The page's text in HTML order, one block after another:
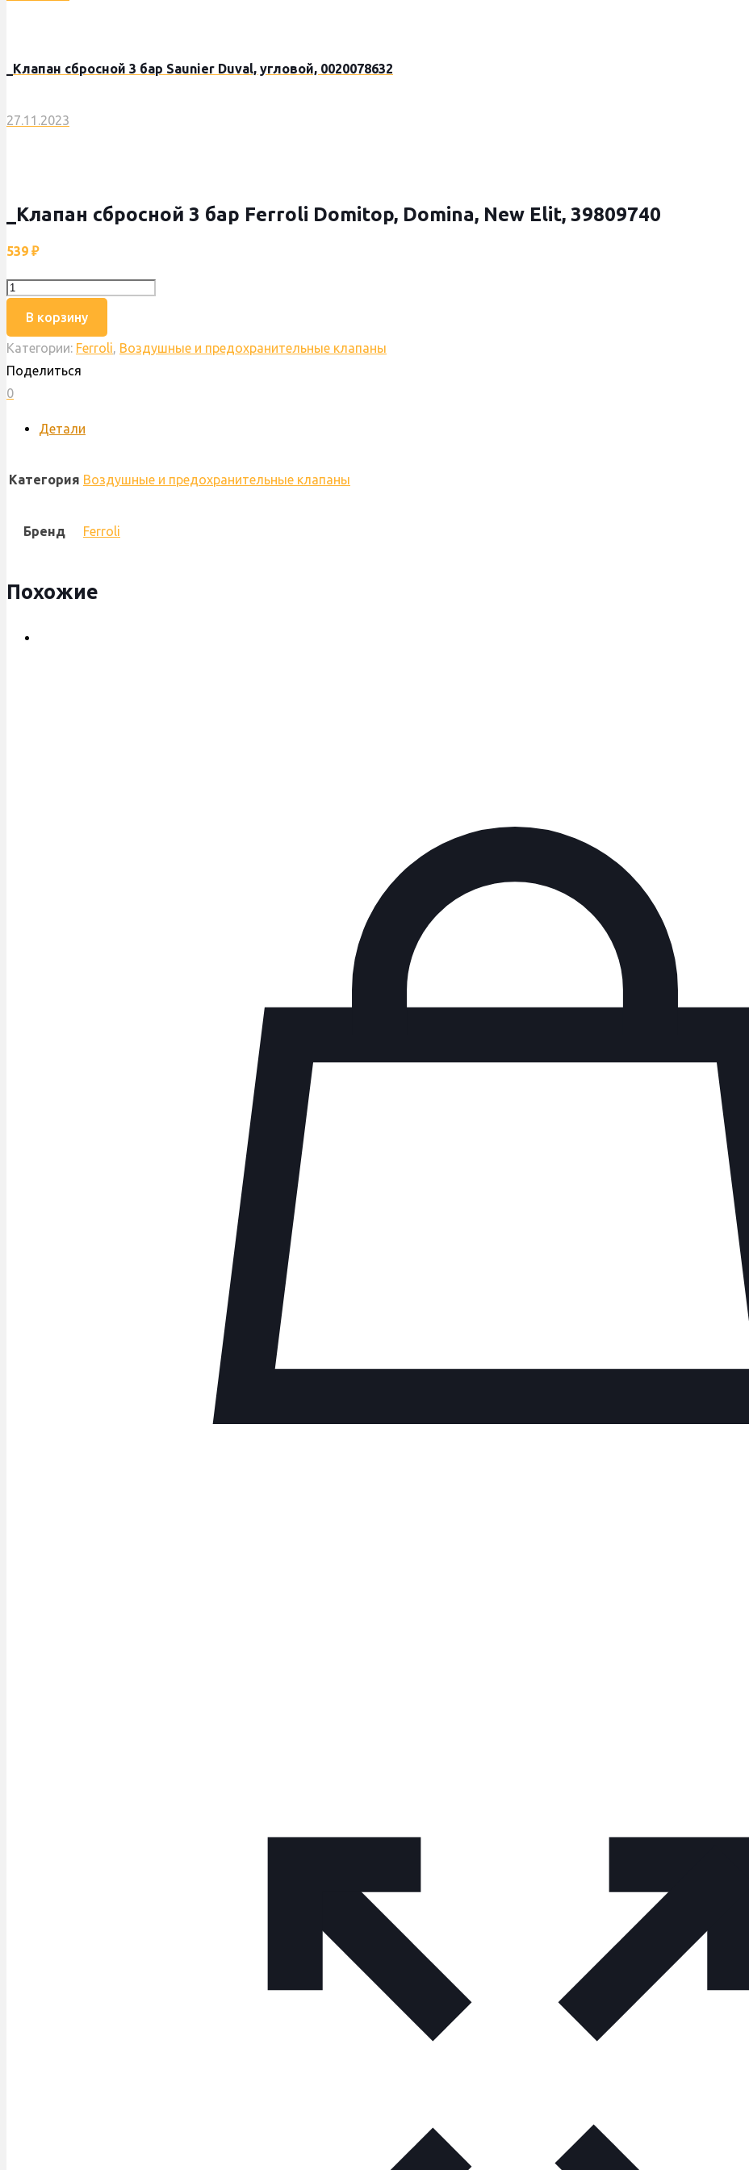
_Клапан сбросной 3 бар Saunier Duval, угловой, 0020078632
27.11.2023
_Клапан сбросной 3 бар Ferroli Domitop, Domina, New Elit, 39809740
539 ₽
Количество
_Клапан
сбросной
3
бар
Ferroli
39809740
В корзину
Категории: Ferroli, Воздушные и предохранительные клапаны
Поделиться
0
Детали
Категория Воздушные и предохранительные клапаны
Бренд Ferroli
Похожие